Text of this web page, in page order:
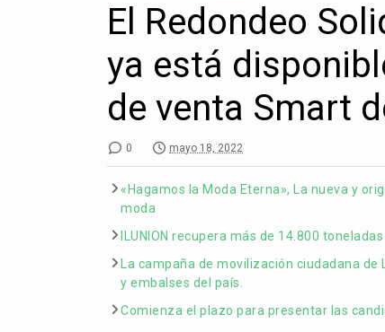
El Redondeo
ya está
de venta Smart
0 mayo 18, 2022
«Hagamos la Moda Eterna», La nueva y
moda
ILUNION recupera más de 14.800
La campaña de movilización ciudadana
y embalses del país.
Comienza el plazo para presentar las